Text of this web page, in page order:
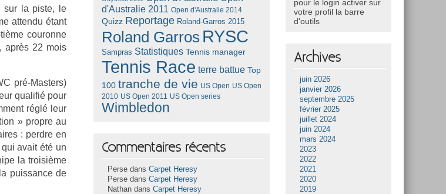
sur la piste, le
at­tendu étant
co­uron­ne
après 22 mois
pré-Masters)
qualifié pour
réglé leur
» pro­pre au
: per­dre en
avait été un
la troisiè­me
puis­sance de
d'Australie 2011 Open d'Australie 2014
Quizz Reportage Roland-Garros 2015
Roland Garros RYSC
Sampras Statistiques Tennis manager
Tennis Race terre battue Top
100 tranche de vie US Open US Open
2010 US Open 2011 US Open series
Wimbledon
Commentaires récents
Perse dansCarpet Heresy
Perse dansCarpet Heresy
Nathan dansCarpet Heresy
pour le login activer sur
votre profil la barre
d'outils
Archives
juin 2026
janvier 2026
septembre 2025
février 2025
juillet 2024
juin 2024
mars 2024
2023
2022
2021
2020
2019